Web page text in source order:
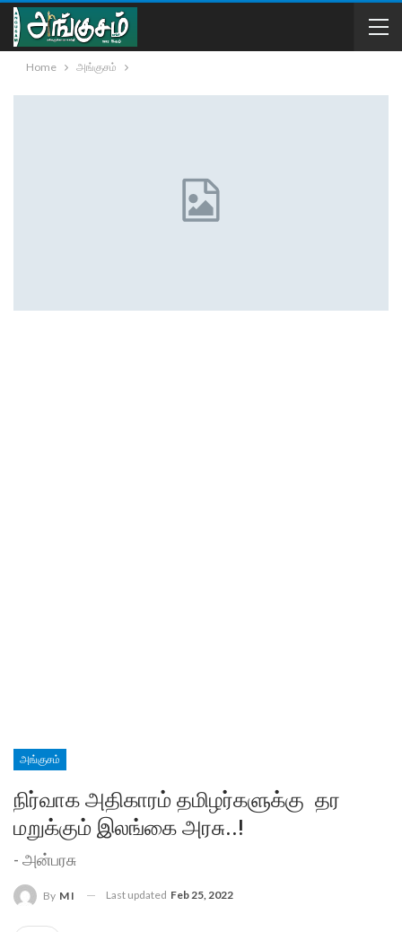
Home அங்குசம்
அங்குசம்
நிர்வாக அதிகாரம் தமிழர்களுக்கு தர
மறுக்கும் இலங்கை அரசு..!
- அன்பரசு
By M I Last updated Feb 25, 2022